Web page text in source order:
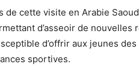
de cette visite en Arabie
d’asseoir de nouvelles
d’offrir aux jeunes
sportives.